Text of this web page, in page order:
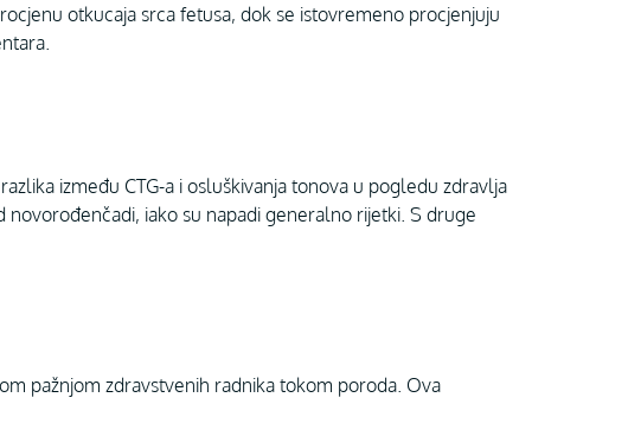
otkucaja srca fetusa, dok se istovremeno procjenjuju
između CTG-a i osluškivanja tonova u pogledu zdravlja
iako su napadi generalno rijetki. S druge
pažnjom zdravstvenih radnika tokom poroda. Ova